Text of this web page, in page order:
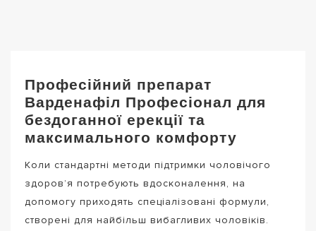
Професійний препарат
Варденафіл Професіонал для
бездоганної ерекції та
максимального комфорту
Коли стандартні методи підтримки чоловічого
здоров’я потребують вдосконалення, на
допомогу приходять спеціалізовані формули,
створені для найбільш вибагливих чоловіків.